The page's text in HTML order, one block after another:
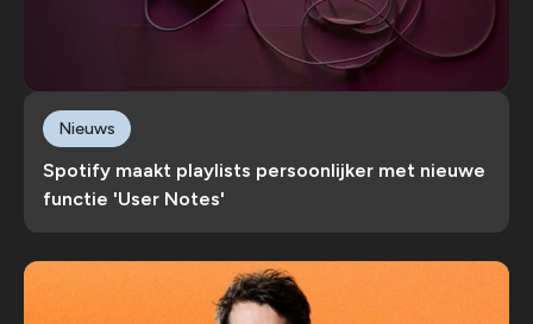
Spotify maakt playlists persoonlijker met nieuwe
functie 'User Notes'
Nieuws